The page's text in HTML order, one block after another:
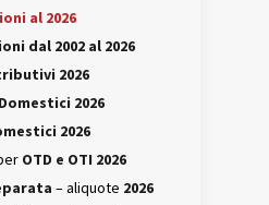
al 2026
dal 2002 al 2026
2026
Domestici 2026
2026
OTD e OTI 2026
– aliquote 2026